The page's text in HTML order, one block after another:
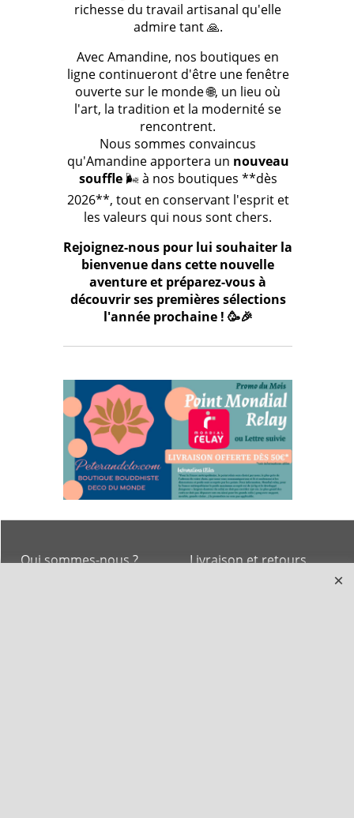
richesse du travail artisanal qu'elle
admire tant 🙏.
Avec Amandine, nos boutiques en
ligne continueront d'être une fenêtre
ouverte sur le monde 🌐, un lieu où
l'art, la tradition et la modernité se
rencontrent.
Nous sommes convaincus
qu'Amandine apportera un nouveau
souffle🌬️ à nos boutiques **dès
2026**, tout en conservant l'esprit et
les valeurs qui nous sont chers.
Rejoignez-nous pour lui souhaiter la
bienvenue dans cette nouvelle
aventure et préparez-vous à
découvrir ses premières sélections
l'année prochaine ! 🥳🎉
Livraison et retours
Qui sommes-nous ?